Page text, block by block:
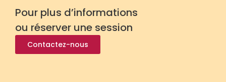
Pour plus d’informations
ou réserver une session
Contactez-nous